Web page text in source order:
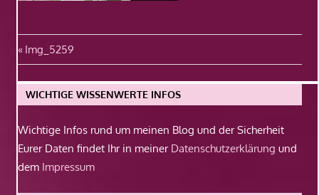
Beitragsnavigation
Vorheriger
Beitrag:
Img_5259
WICHTIGE WISSENWERTE INFOS
Wichtige Infos rund um meinen Blog und der Sicherheit
Eurer Daten findet Ihr in meiner Datenschutzerklärung und
dem Impressum